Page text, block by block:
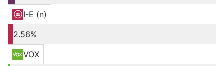
I-E (n)
2.56%
VOX